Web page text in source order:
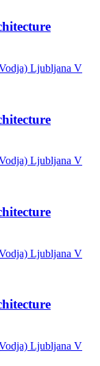
Ljubljana V
Ljubljana V
Ljubljana V
Ljubljana V